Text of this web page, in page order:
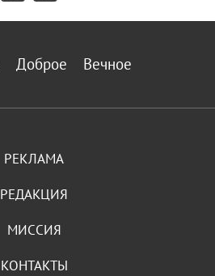
Доброе Вечное
РЕКЛАМА
РЕДАКЦИЯ
МИССИЯ
КОНТАКТЫ